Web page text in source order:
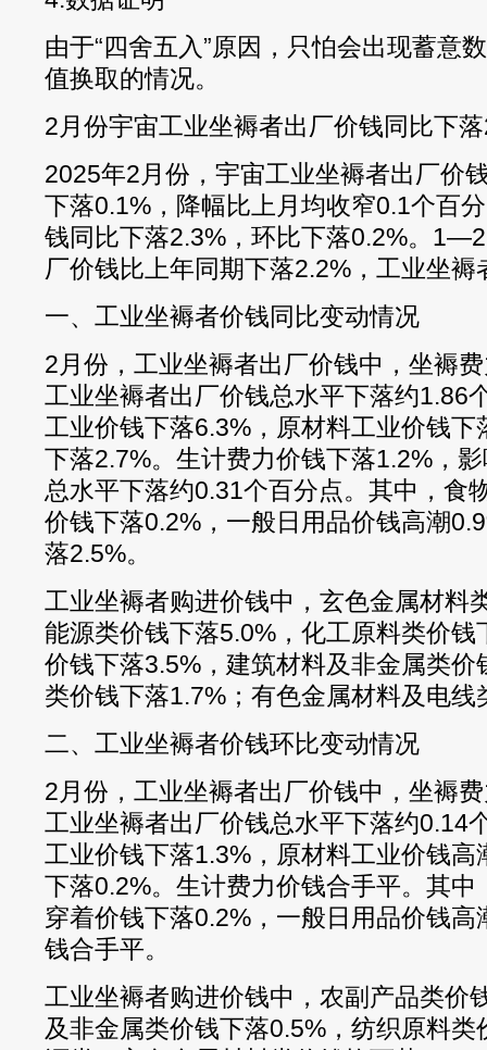
由于“四舍五入”原因，只怕会出现蓄意
值换取的情况。
2月份宇宙工业坐褥者出厂价钱同比下
2025年2月份，宇宙工业坐褥者出厂价
下落0.1%，降幅比上月均收窄0.1个百
钱同比下落2.3%，环比下落0.2%。
厂价钱比上年同期下落2.2%，工业坐
一、工业坐褥者价钱同比变动情况
2月份，工业坐褥者出厂价钱中，坐褥
工业坐褥者出厂价钱总水平下落约1.86
工业价钱下落6.3%，原材料工业价钱下
下落2.7%。生计费力价钱下落1.2%，
总水平下落约0.31个百分点。其中，食
价钱下落0.2%，一般日用品价钱高潮
落2.5%。
工业坐褥者购进价钱中，玄色金属材料
能源类价钱下落5.0%，化工原料类价钱
价钱下落3.5%，建筑材料及非金属类价
类价钱下落1.7%；有色金属材料及电线
二、工业坐褥者价钱环比变动情况
2月份，工业坐褥者出厂价钱中，坐褥
工业坐褥者出厂价钱总水平下落约0.14
工业价钱下落1.3%，原材料工业价钱高
下落0.2%。生计费力价钱合手平。其中
穿着价钱下落0.2%，一般日用品价钱
钱合手平。
工业坐褥者购进价钱中，农副产品类价
及非金属类价钱下落0.5%，纺织原料